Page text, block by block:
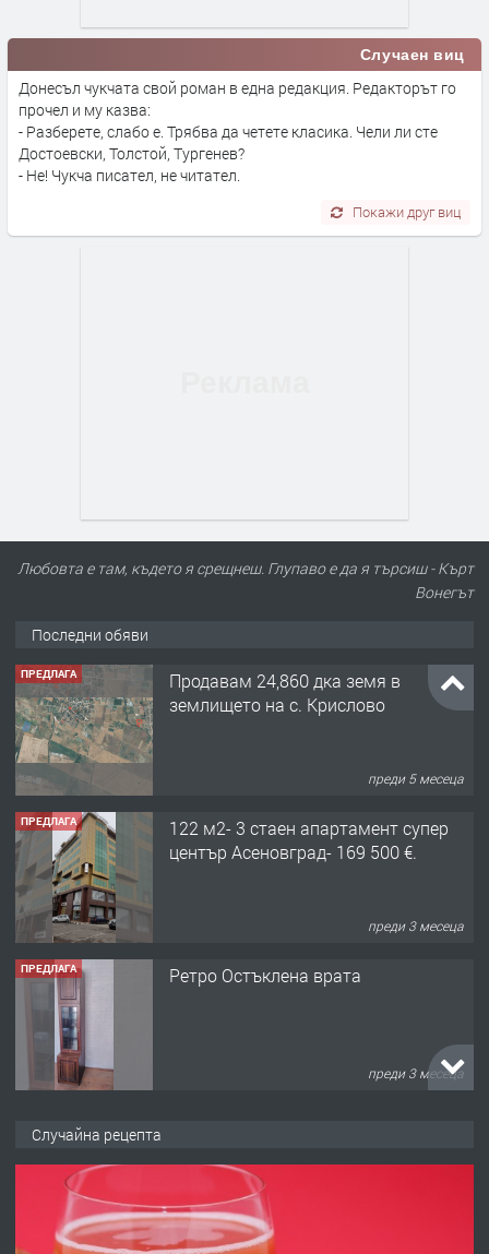
Случаен виц
Донесъл чукчата свой роман в една редакция. Редакторът го
прочел и му казва:
- Разберете, слабо е. Трябва да четете класика. Чели ли сте
Достоевски, Толстой, Тургенев?
- Не! Чукча писател, не читател.
Покажи друг виц
Любовта е там, където я срещнеш. Глупаво е да я търсиш - Кърт
Вонегът
Последни обяви
ПРЕДЛАГА
Продавам 24,860 дка земя в
землището на с. Крислово
преди 5 месеца
ПРЕДЛАГА
122 м2- 3 стаен апартамент супер
център Асеновград- 169 500 €.
преди 3 месеца
ПРЕДЛАГА Ретро Остъклена врата
преди 3 месеца
Случайна рецепта